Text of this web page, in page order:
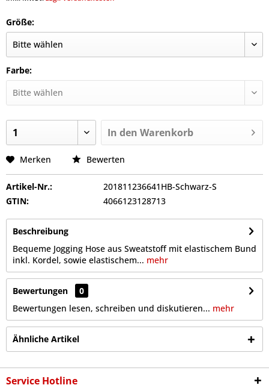
Größe:
Farbe:
In den Warenkorb
Merken Bewerten
Artikel-Nr.:
201811236641HB-Schwarz-S
GTIN:
4066123128713
Beschreibung
Bequeme Jogging Hose aus Sweatstoff mit elastischem Bund
inkl. Kordel, sowie elastischem... mehr
Bewertungen
0
Bewertungen lesen, schreiben und diskutieren... mehr
Ähnliche Artikel
Service Hotline